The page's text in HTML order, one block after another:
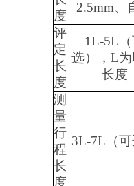
度
2.5mm、
评
定
长
度
1L-5L
选），L
长度
测
量
行
程
长
度
3L-7L（